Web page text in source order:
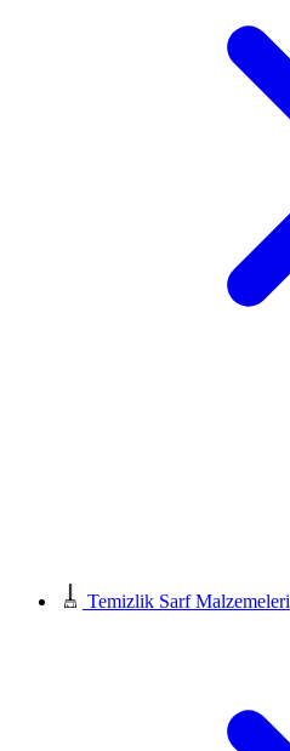
Temizlik Sarf Malzemeleri